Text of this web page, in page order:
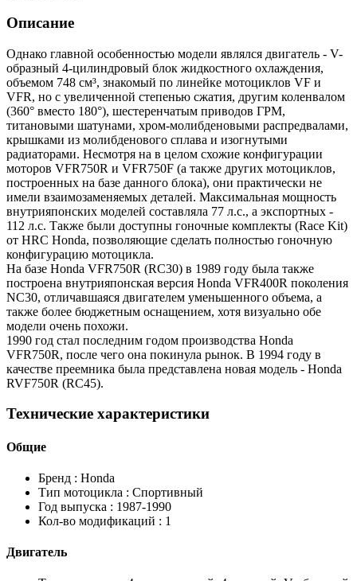
Описание
Однако главной особенностью модели являлся двигатель - V-
образный 4-цилиндровый блок жидкостного охлаждения,
объемом 748 см³, знакомый по линейке мотоциклов VF и
VFR, но с увеличенной степенью сжатия, другим коленвалом
(360° вместо 180°), шестеренчатым приводов ГРМ,
титановыми шатунами, хром-молибденовыми распредвалами,
крышками из молибденового сплава и изогнутыми
радиаторами. Несмотря на в целом схожие конфигурации
моторов VFR750R и VFR750F (а также других мотоциклов,
построенных на базе данного блока), они практически не
имели взаимозаменяемых деталей. Максимальная мощность
внутрияпонских моделей составляла 77 л.с., а экспортных -
112 л.с. Также были доступны гоночные комплекты (Race Kit)
от HRC Honda, позволяющие сделать полностью гоночную
конфигурацию мотоцикла.
На базе Honda VFR750R (RC30) в 1989 году была также
построена внутрияпонская версия Honda VFR400R поколения
NC30, отличавшаяся двигателем уменьшенного объема, а
также более бюджетным оснащением, хотя визуально обе
модели очень похожи.
1990 год стал последним годом производства Honda
VFR750R, после чего она покинула рынок. В 1994 году в
качестве преемника была представлена новая модель - Honda
RVF750R (RC45).
Технические характеристики
Общие
Бренд : Honda
Тип мотоцикла : Спортивный
Год выпуска : 1987-1990
Кол-во модификаций : 1
Двигатель